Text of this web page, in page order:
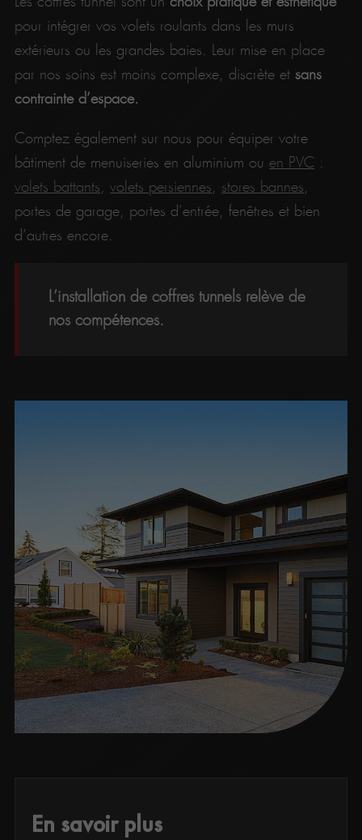
pour intégrer vos volets roulants dans les murs
extérieurs ou les grandes baies. Leur mise en place
par nos soins est moins complexe, discrète etsans
contrainte d’espace.
Comptez également sur nous pour équiper votre
bâtiment de menuiseries en aluminium ou en PVC :
volets battants,volets persiennes, stores bannes,
portes de garage, portes d’entrée, fenêtres et bien
d’autres encore.
L’installation de coffres tunnels relève de
nos compétences.
En savoir plus